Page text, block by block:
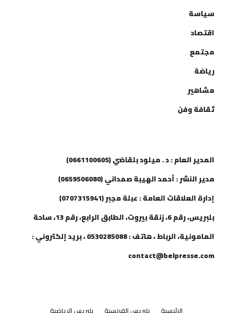
سياسة
اقتصاد
مجتمع
رياضة
مشاهير
ثقافة وفن
المدير العام : د . ميلود بلقاضي (0661100605)
مدير النشر : أحمد الهيبة صمداني (0659506080)
إدارة العلاقات العامة : عبلة مجبر (0707315941)
بلبريس، رقم 6، زنقة بيروت، الطابق الرابع، رقم 13، ساحة
المامونية، الرباط ، هاتف : 0530285088 ، بريد إلكتروني :
contact@belpresse.com